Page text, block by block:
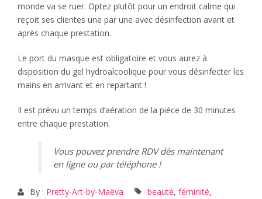
monde va se ruer. Optez plutôt pour un endroit calme qui
reçoit ses clientes une par une avec désinfection avant et
après chaque prestation.
Le port du masque est obligatoire et vous aurez à
disposition du gel hydroalcoolique pour vous désinfecter les
mains en arrivant et en repartant !
Il est prévu un temps d’aération de la pièce de 30 minutes
entre chaque prestation.
Vous pouvez prendre RDV dès maintenant
en ligne ou par téléphone !
By : Pretty-Art-by-Maëva beauté, féminité,